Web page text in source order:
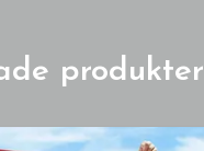
produkter